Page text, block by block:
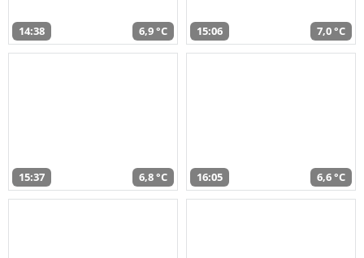
14:38 6,9 °C 15:06 7,0 °C
15:37 6,8 °C 16:05 6,6 °C